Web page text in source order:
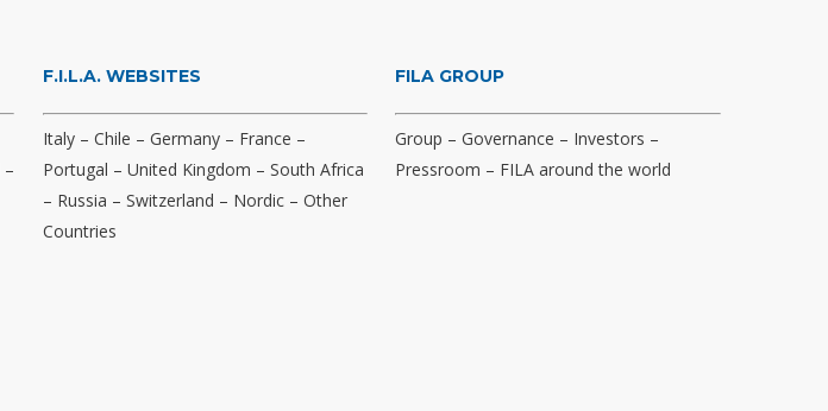
–
F.I.L.A. WEBSITES
Italy– Chile – Germany– France –
Portugal – United Kingdom – South Africa
– Russia – Switzerland – Nordic– Other
Countries
FILA GROUP
Group –Governance – Investors –
Pressroom – FILA around the world